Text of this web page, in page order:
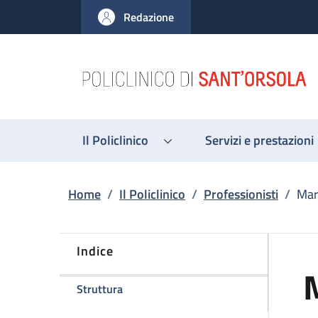
al contenuto principale
to footer content
Redazione
Il Policlinico Servizi e prestazioni
Briciole di pane
Home / Il Policlinico / Professionisti /
Indice
Strutturadella pagina Maria Santoro